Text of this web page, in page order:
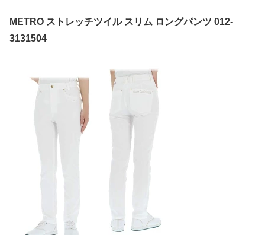
METRO ストレッチツイル スリム ロングパンツ 012-
3131504